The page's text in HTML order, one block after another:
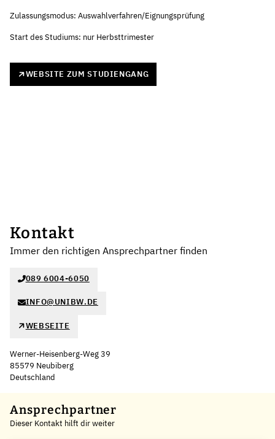
Zulassungsmodus: Auswahlverfahren/Eignungsprüfung
Start des Studiums: nur Herbsttrimester
WEBSITE ZUM STUDIENGANG
Kontakt
Immer den richtigen Ansprechpartner finden
089 6004-6050
INFO@UNIBW.DE
WEBSEITE
Werner-Heisenberg-Weg 39
85579 Neubiberg
Deutschland
+
−
Ansprechpartner
Dieser Kontakt hilft dir weiter